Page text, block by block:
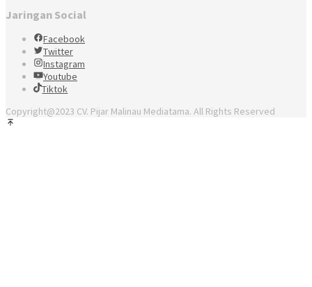
Jaringan Social
Facebook
Twitter
Instagram
Youtube
Tiktok
Copyright@2023 CV. Pijar Malinau Mediatama. All Rights Reserved